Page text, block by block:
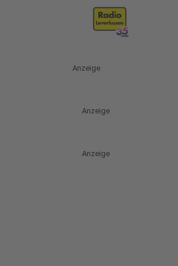
Anzeige
Anzeige
Anzeige